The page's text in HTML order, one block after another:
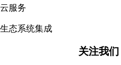
云服务
生态系统集成
关注我们